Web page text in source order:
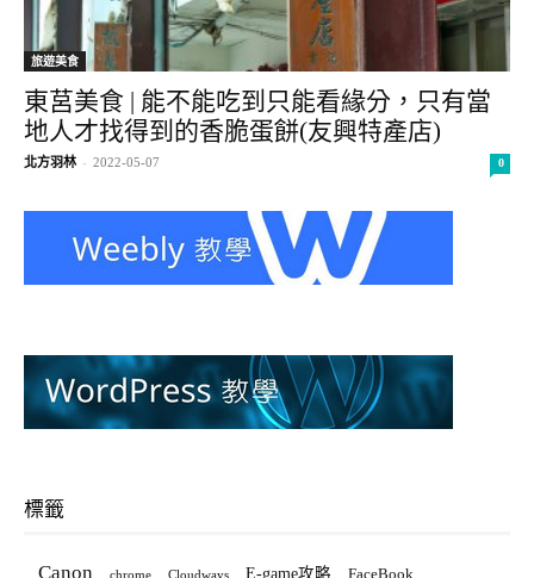
旅遊美食
東莒美食 | 能不能吃到只能看緣分，只有當
地人才找得到的香脆蛋餅(友興特產店)
北方羽林 - 2022-05-07 0
標籤
Canon chrome Cloudways E-game攻略 FaceBook